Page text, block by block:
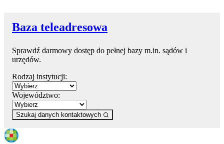
Baza teleadresowa
Sprawdź darmowy dostęp do pełnej bazy m.in. sądów i
urzędów.
Rodzaj instytucji:
Województwo:
Szukaj danych kontaktowych